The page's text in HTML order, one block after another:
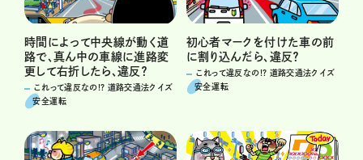
時間によって中央線が動く道
路で、真ん中の車線に進路変
更して右折したら、違反？
これって違反なの!? 道路交通法クイズ
安全運転
初心者マークを付けた車の前
に割り込んだら、違反？
これって違反なの!? 道路交通法クイズ
安全運転